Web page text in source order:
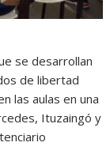
se desarrollan
de libertad
las aulas en una
Ituzaingó y